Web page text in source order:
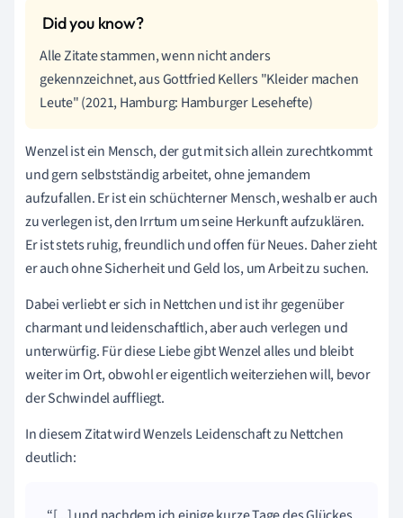
Alle Zitate stammen, wenn nicht anders
gekennzeichnet, aus Gottfried Kellers "Kleider machen
Leute" (2021, Hamburg: Hamburger Lesehefte)
Wenzel ist ein Mensch, der gut mit sich allein zurechtkommt
und gern selbstständig arbeitet, ohne jemandem
aufzufallen. Er ist ein schüchterner Mensch, weshalb er auch
zu verlegen ist, den Irrtum um seine Herkunft aufzuklären.
Er ist stets ruhig, freundlich und offen für Neues. Daher zieht
er auch ohne Sicherheit und Geld los, um Arbeit zu suchen.
Dabei verliebt er sich in Nettchen und ist ihr gegenüber
charmant und leidenschaftlich, aber auch verlegen und
unterwürfig. Für diese Liebe gibt Wenzel alles und bleibt
weiter im Ort, obwohl er eigentlich weiterziehen will, bevor
der Schwindel auffliegt.
In diesem Zitat wird Wenzels Leidenschaft zu Nettchen
deutlich: